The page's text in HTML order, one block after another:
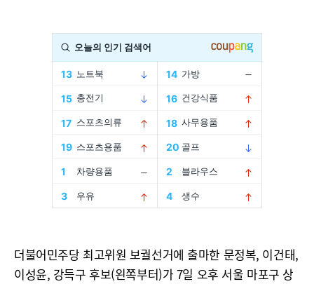
더불어민주당 최고위원 보궐선거에 출마한 문정복, 이건태,
이성윤, 강득구 후보(왼쪽부터)가 7일 오후 서울 마포구 상